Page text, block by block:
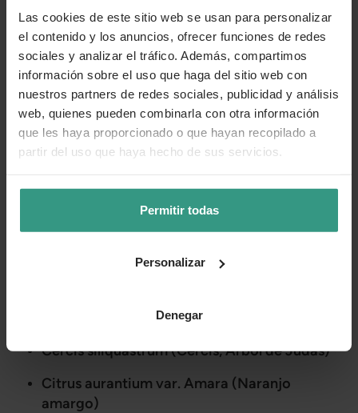
Las cookies de este sitio web se usan para personalizar
el contenido y los anuncios, ofrecer funciones de redes
sociales y analizar el tráfico. Además, compartimos
información sobre el uso que haga del sitio web con
nuestros partners de redes sociales, publicidad y análisis
web, quienes pueden combinarla con otra información
que les haya proporcionado o que hayan recopilado a
partir del uso que haya hecho de sus servicios.
Permitir todas
Personalizar
Denegar
Si quieres descubrir el universo de los árboles pequeños
en todo su esplendor revisa la siguiente lista de especies
que puedes encontrar:
Acacia dealbata (Mimosa)
Acer negundo (Arce negundo)
Albizia julibrissin (Acacia de Constantinopla)
Arbutus unedo (Madroño)
Catalpa bungei (Catalpa de bola)
Cercis siliquastrum (Cercis, Arbol de Judas)
Citrus aurantium var. Amara (Naranjo
amargo)